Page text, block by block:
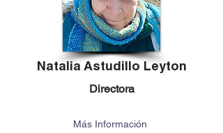
Natalia Astudillo Leyton
Directora
Más Información